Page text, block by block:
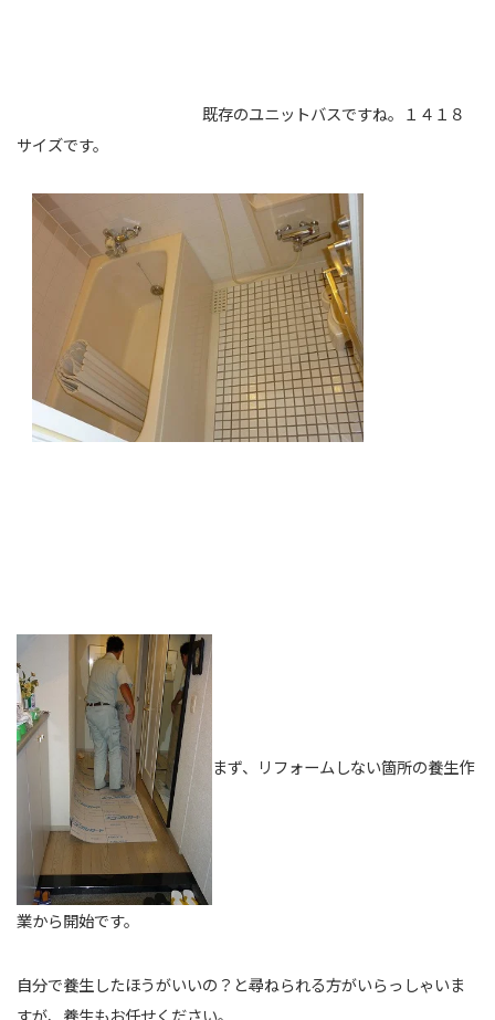
既存のユニットバスですね。１４１８
サイズです。
まず、リフォームしない箇所の養生作
業から開始です。
自分で養生したほうがいいの？と尋ねられる方がいらっしゃいま
すが、養生もお任せください。